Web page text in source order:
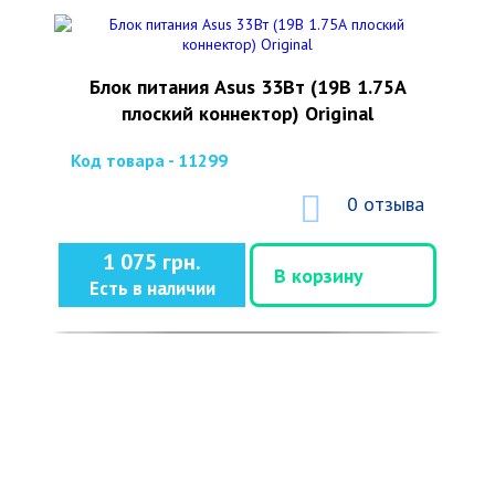
Блок питания Asus 33Вт (19В 1.75А
плоский коннектор) Original
Код товара - 11299
0 отзыва
1 075 грн.
Есть в наличии
В корзину